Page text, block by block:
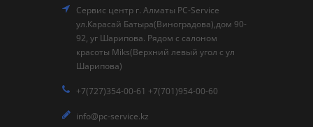
Сервис центр г. Алматы PC-Service
ул.Карасай Батыра(Виноградова),дом 90-
92, уг Шарипова. Рядом с салоном
красоты Miks(Верхний левый угол с ул
Шарипова)
+7(727)354-00-61 +7(701)954-00-60
info@pc-service.kz